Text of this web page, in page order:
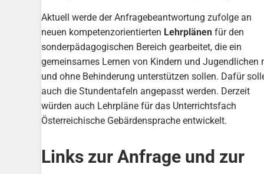
Aktuell werde der Anfragebeantwortung zufolge an
neuen kompetenzorientierten Lehrplänen für den
sonderpädagogischen Bereich gearbeitet, die ein
gemeinsames Lernen von Kindern und Jugendlichen
und ohne Behinderung unterstützen sollen. Dafür
auch die Stundentafeln angepasst werden. Derzeit
würden auch Lehrpläne für das Unterrichtsfach
Österreichische Gebärdensprache entwickelt.
Links zur Anfrage und zur